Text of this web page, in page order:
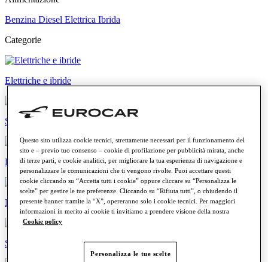
Benzina Diesel Elettrica Ibrida
Categorie
Elettriche e ibride
SUV e crossover
Familiari
Neopatentati
Sportive
Questo sito utilizza cookie tecnici, strettamente necessari per il funzionamento del
sito e – previo tuo consenso – cookie di profilazione per pubblicità mirata, anche
di terze parti, e cookie analitici, per migliorare la tua esperienza di navigazione e
personalizzare le comunicazioni che ti vengono rivolte. Puoi accettare questi
cookie cliccando su “Accetta tutti i cookie” oppure cliccare su “Personalizza le
scelte” per gestire le tue preferenze. Cliccando su “Rifiuta tutti”, o chiudendo il
presente banner tramite la “X”, opereranno solo i cookie tecnici. Per maggiori
informazioni in merito ai cookie ti invitiamo a prendere visione della nostra
Cookie policy
Personalizza le tue scelte